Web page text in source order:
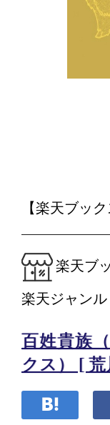
【楽天ブッ
楽天ブ
楽天ジャン
百姓貴族
クス） [ 荒